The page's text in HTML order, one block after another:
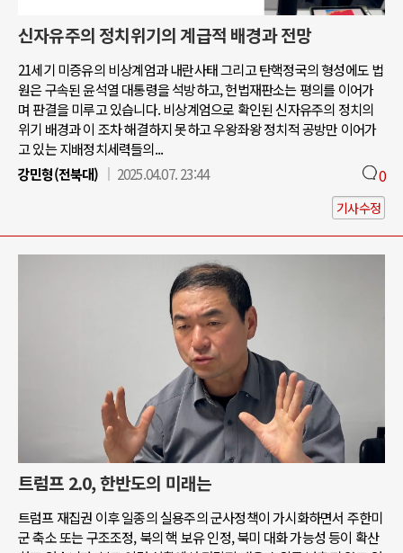
신자유주의 정치위기의 계급적 배경과 전망
21세기 미증유의 비상계엄과 내란사태 그리고 탄핵정국의 형성에도 법
원은 구속된 윤석열 대통령을 석방하고, 헌법재판소는 평의를 이어가
며 판결을 미루고 있습니다. 비상계엄으로 확인된 신자유주의 정치의
위기 배경과 이 조차 해결하지 못하고 우왕좌왕 정치적 공방만 이어가
고 있는 지배정치세력들의...
강민형(전북대)
2025.04.07. 23:44 0
기사수정
트럼프 2.0, 한반도의 미래는
트럼프 재집권 이후 일종의 실용주의 군사정책이 가시화하면서 주한미
군 축소 또는 구조조정, 북의 핵 보유 인정, 북미 대화 가능성 등이 확산